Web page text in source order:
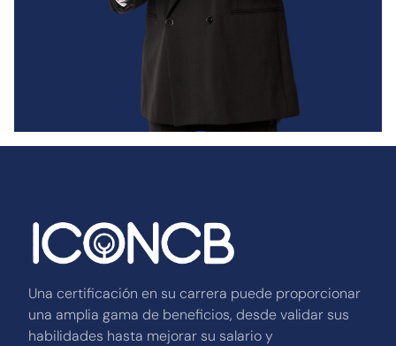
Una certificación en su carrera puede proporcionar
una amplia gama de beneficios, desde validar sus
habilidades hasta mejorar su salario y